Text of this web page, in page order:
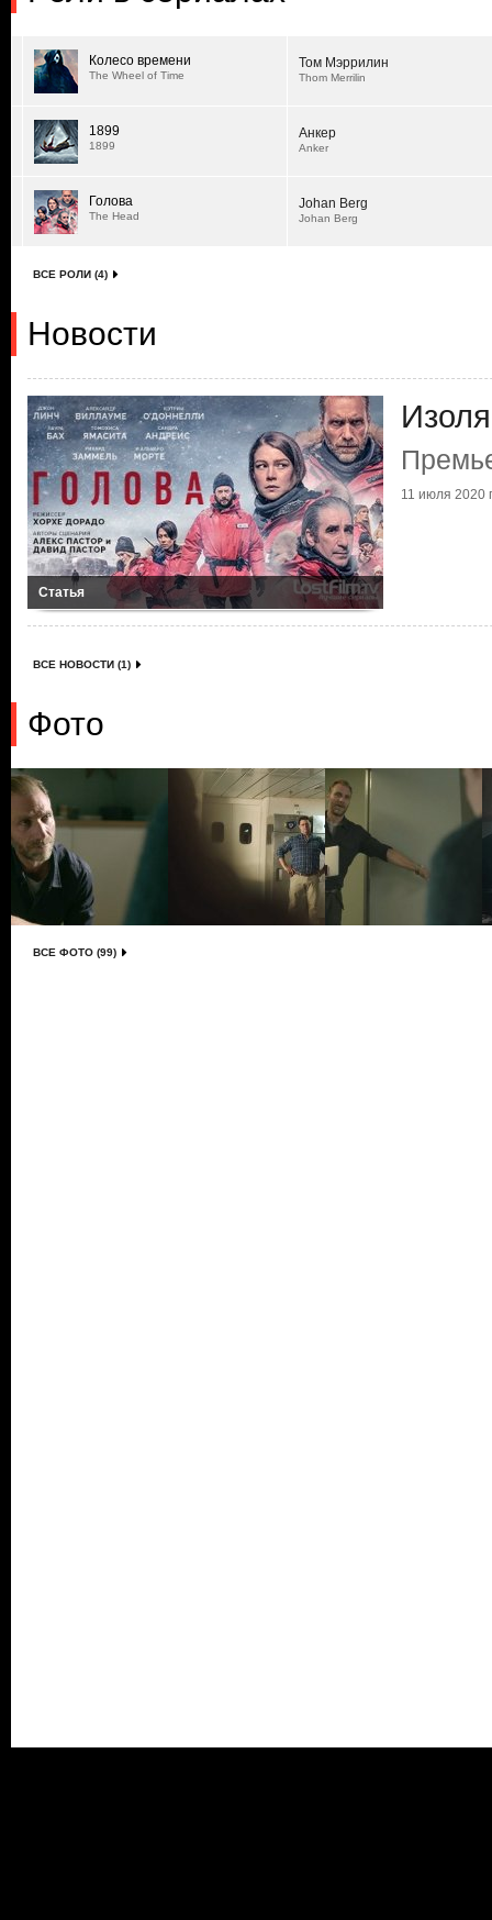
Колесо времени
The Wheel of Time
Том Мэррилин
Thom Merrilin
1899
1899
Анкер
Anker
Голова
The Head
Johan Berg
Johan Berg
ВСЕ РОЛИ (4)
Новости
Статья
11 июля 2020
ВСЕ НОВОСТИ (1)
Фото
ВСЕ ФОТО (99)